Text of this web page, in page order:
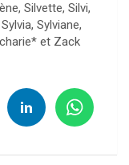
Silvette, Silvi,
Sylviane,
et Zack